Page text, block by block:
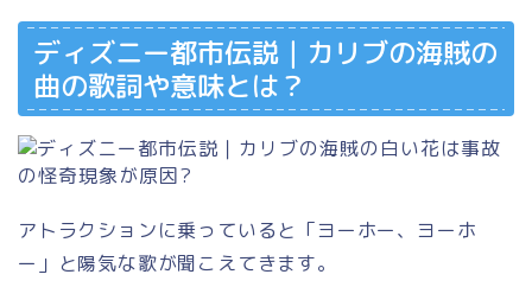
ディズニー都市伝説｜カリブの海賊の
曲の歌詞や意味とは？
アトラクションに乗っていると「ヨーホー、ヨーホ
ー」と陽気な歌が聞こえてきます。